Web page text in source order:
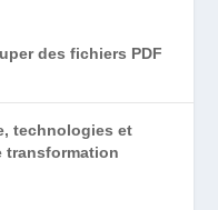
technologies et
transformation